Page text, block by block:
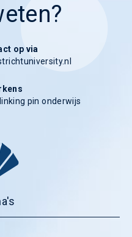
op via
pin onderwijs